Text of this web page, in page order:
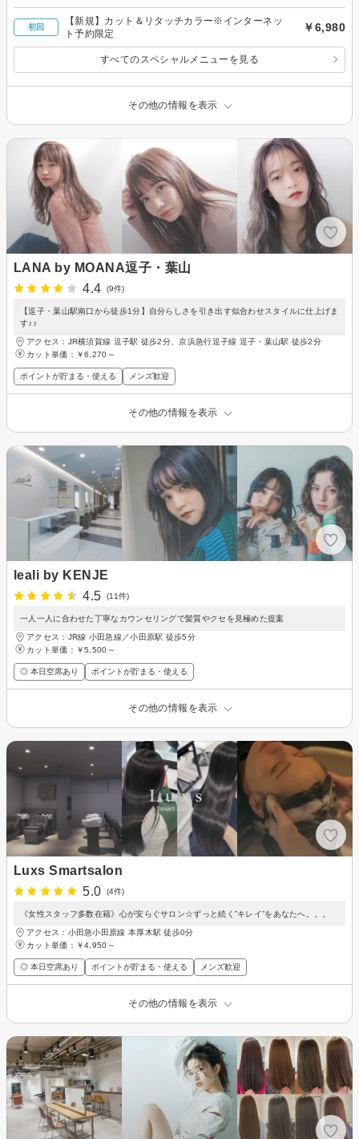
初回
【新規】カット＆リタッチカラー※インターネッ
ト予約限定
￥6,980
すべてのスペシャルメニューを見る
その他の情報を表示
LANA by MOANA逗子・葉山
4.4
(9件)
【逗子・葉山駅南口から徒歩1分】自分らしさを引き出す似合わせスタイルに仕上げま
す♪♪
アクセス：JR横須賀線 逗子駅 徒歩2分、京浜急行逗子線 逗子・葉山駅 徒歩2分
カット単価： ￥6,270～
ポイントが貯まる・使える メンズ歓迎
その他の情報を表示
leali by KENJE
4.5
(11件)
一人一人に合わせた丁寧なカウンセリングで髪質やクセを見極めた提案
アクセス：JR線 小田急線／小田原駅 徒歩5分
カット単価： ￥5,500～
◎ 本日空席あり ポイントが貯まる・使える
その他の情報を表示
Luxs Smartsalon
5.0
(4件)
《女性スタッフ多数在籍》心が安らぐサロン☆ずっと続く”キレイ”をあなたへ。。。
アクセス：小田急小田原線 本厚木駅 徒歩0分
カット単価： ￥4,950～
◎ 本日空席あり ポイントが貯まる・使える メンズ歓迎
その他の情報を表示